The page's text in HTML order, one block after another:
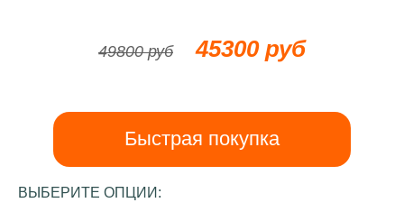
49800 руб 45300 руб
Быстрая покупка
ВЫБЕРИТЕ ОПЦИИ: